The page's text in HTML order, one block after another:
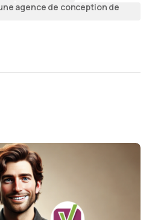
agence de conception de